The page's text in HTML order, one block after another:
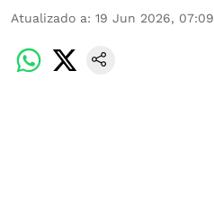
Atualizado a: 19 Jun 2026, 07:09